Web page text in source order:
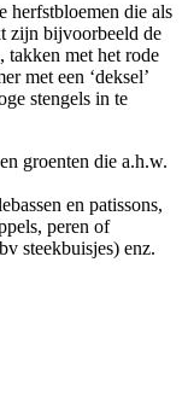
herfstbloemen die als
zijn bijvoorbeeld de
takken met het rode
met een ‘deksel’
stengels in te
groenten die a.h.w.
en patissons,
peren of
steekbuisjes) enz.